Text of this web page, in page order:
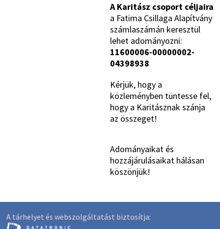
A Karitász csoport céljaira
a Fatima Csillaga Alapítvány
számlaszámán keresztül
lehet adományozni:
11600006-00000002-
04398938
Kérjük, hogy a
közleményben tüntesse fel,
hogy a Karitásznak szánja
az összeget!
Adományaikat és
hozzájárulásaikat hálásan
köszönjük!
A tárhelyet és webszolgáltatást biztosítja: